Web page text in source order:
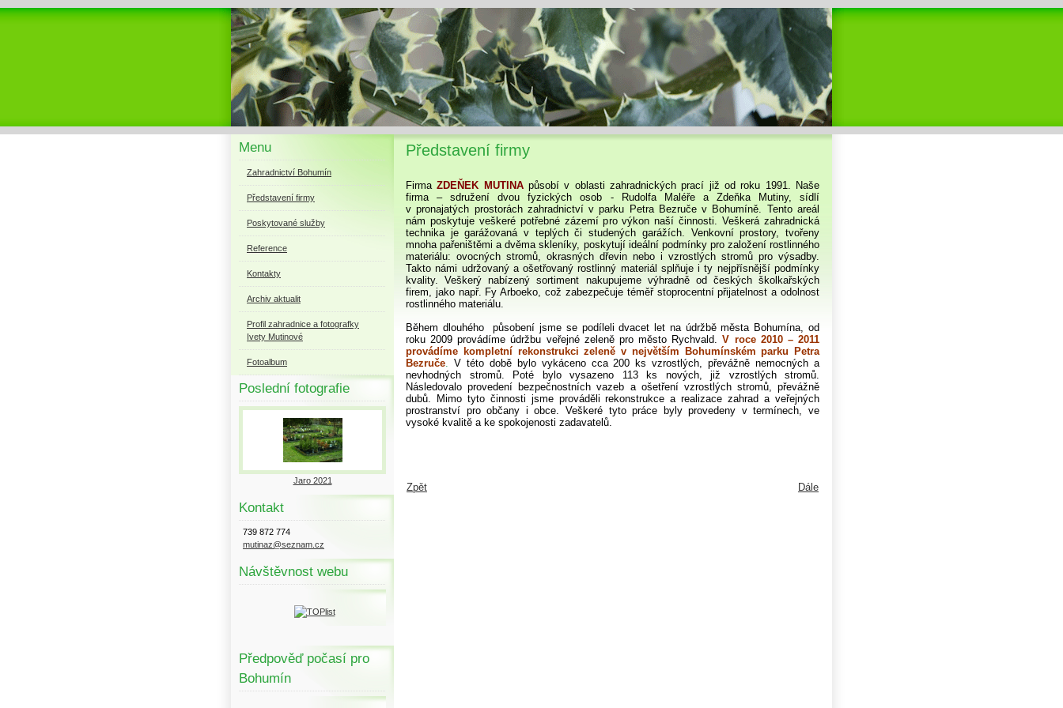
Menu
Zahradnictví Bohumín
Představení firmy
Poskytované služby
Reference
Kontakty
Archiv aktualit
Profil zahradnice a fotografky
Ivety Mutinové
Fotoalbum
Poslední fotografie
Jaro 2021
Kontakt
739 872 774
mutinaz@seznam.cz
Návštěvnost webu
Předpověď počasí pro
Bohumín
Představení firmy
FirmaZDEŇEK MUTINApůsobí v oblasti zahradnických prací již od roku 1991. Naše
firma – sdružení dvou fyzických osob - Rudolfa Maléře a Zdeňka Mutiny, sídlí
v pronajatých prostorách zahradnictví v parku Petra Bezruče v Bohumíně. Tento areál
nám poskytuje veškeré potřebné zázemí pro výkon naší činnosti. Veškerá zahradnická
technika je garážovaná v teplých či studených garážích. Venkovní prostory, tvořeny
mnoha pařeništěmi a dvěma skleníky, poskytují ideální podmínky pro založení rostlinného
materiálu: ovocných stromů, okrasných dřevin nebo i vzrostlých stromů pro výsadby.
Takto námi udržovaný a ošetřovaný rostlinný materiál splňuje i ty nejpřísnější podmínky
kvality. Veškerý nabízený sortiment nakupujeme výhradně od českých školkařských
firem, jako např. Fy Arboeko, což zabezpečuje téměř stoprocentní přijatelnost a odolnost
rostlinného materiálu.
Během dlouhého působení jsme se podíleli dvacet let na údržbě města Bohumína, od
roku 2009 provádíme údržbu veřejné zeleně pro město Rychvald.V roce 2010 – 2011
provádíme kompletní rekonstrukci zeleně v největším Bohumínském parku Petra
Bezruče. V této době bylo vykáceno cca 200 ks vzrostlých, převážně nemocných a
nevhodných stromů. Poté bylo vysazeno 113 ks nových, již vzrostlých stromů.
Následovalo provedení bezpečnostních vazeb a ošetření vzrostlých stromů, převážně
dubů. Mimo tyto činnosti jsme prováděli rekonstrukce a realizace zahrad a veřejných
prostranství pro občany i obce. Veškeré tyto práce byly provedeny v termínech, ve
vysoké kvalitě a ke spokojenosti zadavatelů.
Zpět Dále